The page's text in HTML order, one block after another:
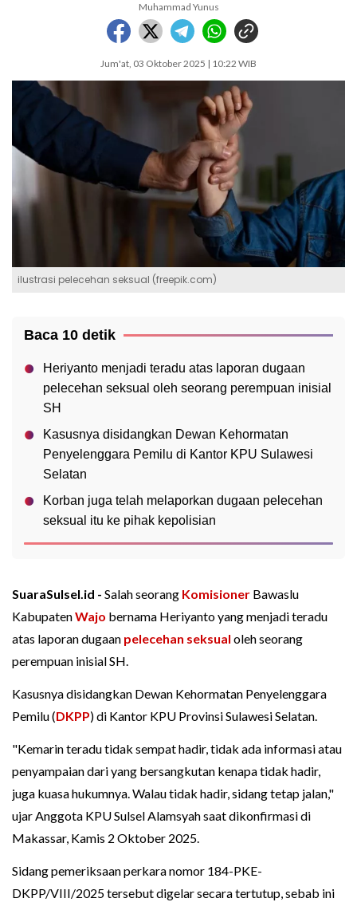
Muhammad Yunus
Jum'at, 03 Oktober 2025 | 10:22 WIB
ilustrasi pelecehan seksual (freepik.com)
Baca 10 detik
Heriyanto menjadi teradu atas laporan dugaan
pelecehan seksual oleh seorang perempuan inisial
SH
Kasusnya disidangkan Dewan Kehormatan
Penyelenggara Pemilu di Kantor KPU Sulawesi
Selatan
Korban juga telah melaporkan dugaan pelecehan
seksual itu ke pihak kepolisian
SuaraSulsel.id - Salah seorang Komisioner Bawaslu
KabupatenWajo bernama Heriyanto yang menjadi teradu
atas laporan dugaan pelecehan seksual oleh seorang
perempuan inisial SH.
Kasusnya disidangkan Dewan Kehormatan Penyelenggara
Pemilu (DKPP) di Kantor KPU Provinsi Sulawesi Selatan.
"Kemarin teradu tidak sempat hadir, tidak ada informasi atau
penyampaian dari yang bersangkutan kenapa tidak hadir,
juga kuasa hukumnya. Walau tidak hadir, sidang tetap jalan,"
ujar Anggota KPU Sulsel Alamsyah saat dikonfirmasi di
Makassar, Kamis 2 Oktober 2025.
Sidang pemeriksaan perkara nomor 184-PKE-
DKPP/VIII/2025 tersebut digelar secara tertutup, sebab ini